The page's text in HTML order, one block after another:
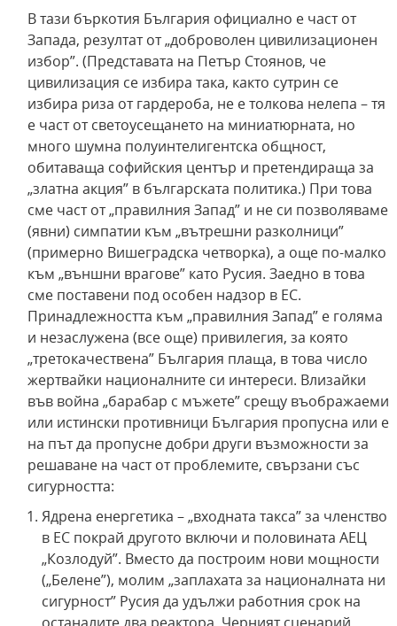
В тази бъркотия България официално е част от
Запада, резултат от „доброволен цивилизационен
избор”. (Представата на Петър Стоянов, че
цивилизация се избира така, както сутрин се
избира риза от гардероба, не е толкова нелепа – тя
е част от светоусещането на миниатюрната, но
много шумна полуинтелигентска общност,
обитаваща софийския център и претендираща за
„златна акция” в българската политика.) При това
сме част от „правилния Запад” и не си позволяваме
(явни) симпатии към „вътрешни разколници”
(примерно Вишеградска четворка), а още по-малко
към „външни врагове” като Русия. Заедно в това
сме поставени под особен надзор в ЕС.
Принадлежността към „правилния Запад” е голяма
и незаслужена (все още) привилегия, за която
„третокачествена” България плаща, в това число
жертвайки националните си интереси. Влизайки
във война „барабар с мъжете” срещу въображаеми
или истински противници България пропусна или е
на път да пропусне добри други възможности за
решаване на част от проблемите, свързани със
сигурността:
Ядрена енергетика – „входната такса” за членство
в ЕС покрай другото включи и половината АЕЦ
„Козлодуй”. Вместо да построим нови мощности
(„Белене”), молим „заплахата за националната ни
сигурност” Русия да удължи работния срок на